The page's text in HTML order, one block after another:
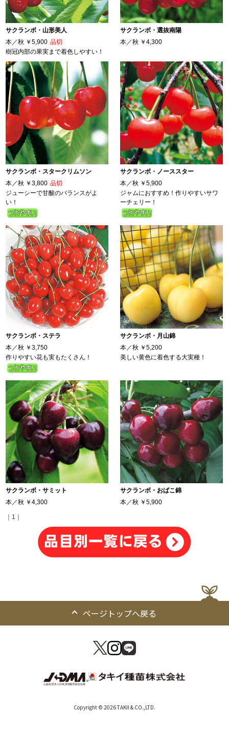
サクランボ・山形美人
本／秋 ￥5,900 品切
樹冠内部の果実まで着色しやすい！
サクランボ・選抜南陽
本／秋 ￥4,300
サクランボ・スタークリムソン
本／秋 ￥3,800 品切
ジューシーで甘酸のバランスがよ
い！
サクランボ・ノーススター
本／秋 ￥5,900
ジャムにおすすめ！作りやすいサワ
ーチェリー！
サクランボ・ステラ
本／秋 ￥3,750
作りやすい花も実もたくさん！
サクランボ・月山錦
本／秋 ￥5,200
美しい黄色に着色する大実種！
サクランボ・サミット
本／秋 ￥4,300
サクランボ・おばこ錦
本／秋 ￥5,900
｜1｜
ページトップへ戻る
Copyright © 2026 TAKII & CO.,LTD.